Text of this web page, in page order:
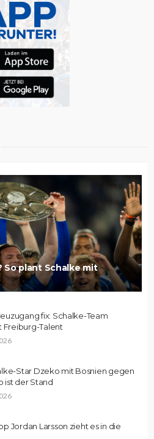
So plant Schalke mit
fix: Schalke-Team
Freiburg-Talent
Star Dzeko mit Bosnien gegen
ist der Stand
Jordan Larsson zieht es in die